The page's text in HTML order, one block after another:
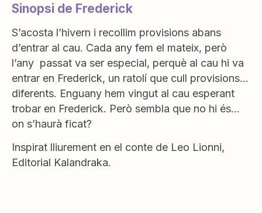
Sinopsi de Frederick
S’acosta l’hivern i recollim provisions abans
d’entrar al cau. Cada any fem el mateix, però
l’any passat va ser especial, perquè al cau hi va
entrar en Frederick, un ratolí que cull provisions…
diferents. Enguany hem vingut al cau esperant
trobar en Frederick. Però sembla que no hi és…
on s’haurà ficat?
Inspirat lliurement en el conte de Leo Lionni,
Editorial Kalandraka.